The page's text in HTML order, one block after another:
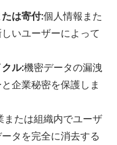
は寄付:個人情報また
いユーザーによって
ル:機密データの漏洩
企業秘密を保護しま
または組織内でユーザ
タを完全に消去する